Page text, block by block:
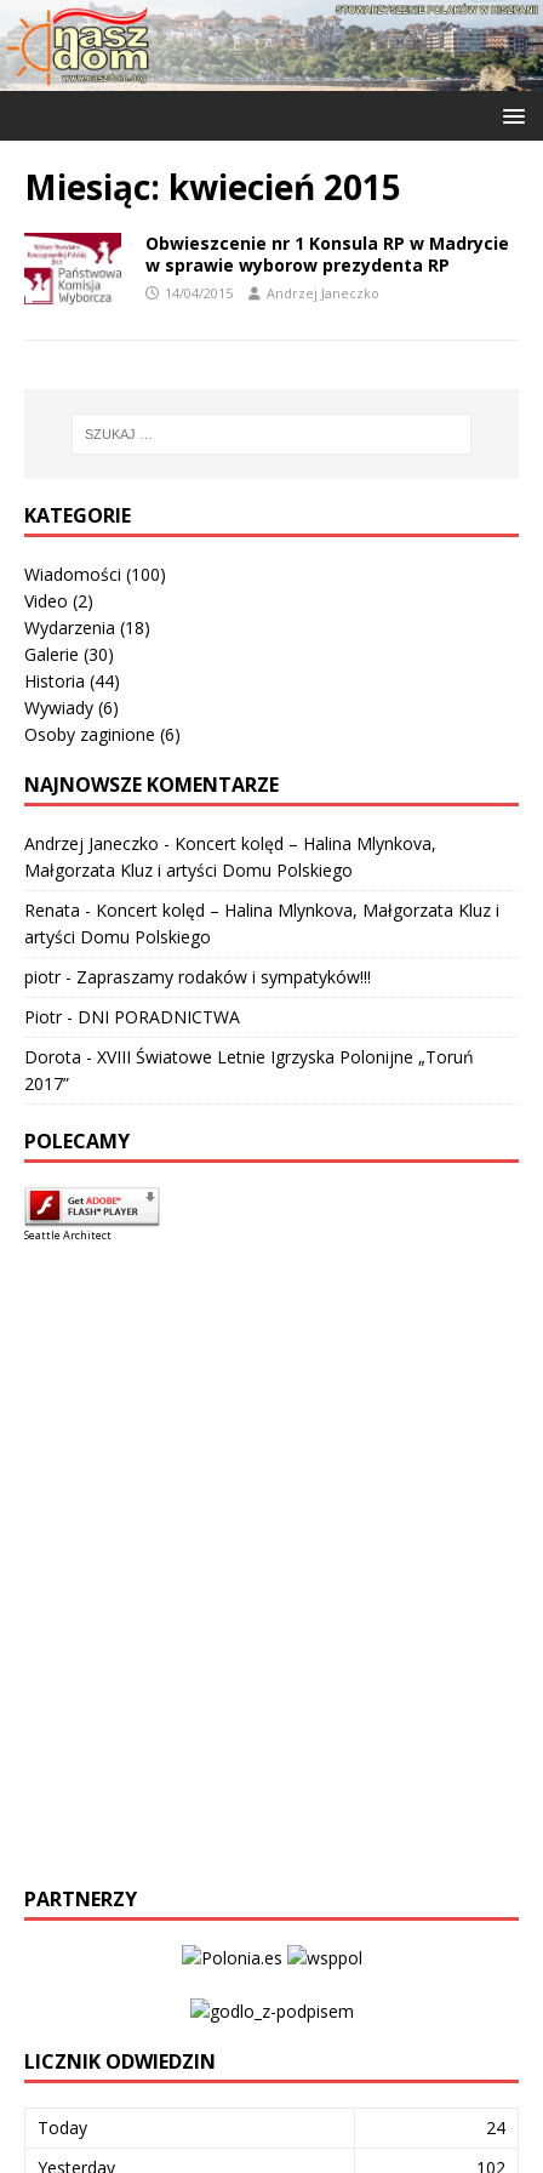
Miesiąc: kwiecień 2015
Obwieszcenie nr 1 Konsula RP w Madrycie
w sprawie wyborow prezydenta RP
14/04/2015 Andrzej Janeczko
KATEGORIE
Wiadomości (100)
Video (2)
Wydarzenia (18)
Galerie (30)
Historia (44)
Wywiady (6)
Osoby zaginione (6)
NAJNOWSZE KOMENTARZE
Andrzej Janeczko - Koncert kolęd – Halina Mlynkova,
Małgorzata Kluz i artyści Domu Polskiego
Renata - Koncert kolęd – Halina Mlynkova, Małgorzata Kluz i
artyści Domu Polskiego
piotr- Zapraszamy rodaków i sympatyków!!!
Piotr- DNI PORADNICTWA
Dorota - XVIII Światowe Letnie Igrzyska Polonijne „Toruń
2017”
POLECAMY
Seattle Architect
PARTNERZY
LICZNIK ODWIEDZIN
Today
24
Yesterday
102